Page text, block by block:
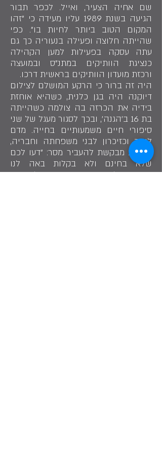
שם אחיה הצעיר, ואייל. לכפר תבור
הגיעה בשנת 1989 עליו מעידה כי "זהו
המקום הטוב ביותר לחיות בו". כפי
שהייתה חלוצה ופעילה בנעוריה כך גם
עתה עסקה בפעילות למען הקהילה
כנציגת הוותיקים במתנ"ס ובמועצה
ורכזת מועדון הוותיקים בראשית דרכו.
היה זה ברור כי הרקע המושלם לצילום
דיוקנה היה בגן כלנית, כשהיא אוחזת
בידיה את הכרזה בה צולמה כשהייתה
בת 16 ב'הגנה', ובכך לסגור מעגל של שני
סיפורי חיים משמעותיים בחייה. מדם
ליבה וכזיכרון לבני משפחתה וחבריה,
יהודית מבקשת להעביר מסר: "דעו לכם
שלא בחינם ולא בקלות באה לנו
המדינה, ולכן אנא מכם תשמרו עליה!"